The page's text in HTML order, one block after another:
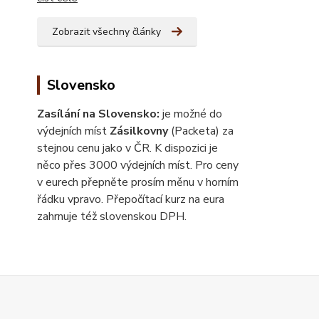
Zobrazit všechny články
Slovensko
Zasílání na Slovensko: je možné do
výdejních míst Zásilkovny(Packeta) za
stejnou cenu jako v ČR. K dispozici je
něco přes 3000 výdejních míst. Pro ceny
v eurech přepněte prosím měnu v horním
řádku vpravo. Přepočítací kurz na eura
zahrnuje též slovenskou DPH.